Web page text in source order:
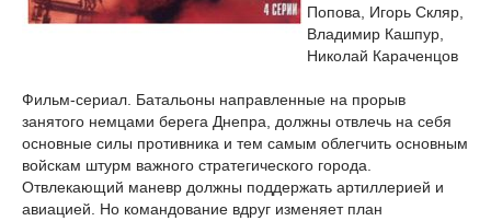
Попова, Игорь Скляр,
Владимир Кашпур,
Николай Караченцов
Фильм-сериал. Батальоны направленные на прорыв
занятого немцами берега Днепра, должны отвлечь на себя
основные силы противника и тем самым облегчить основным
войскам штурм важного стратегического города.
Отвлекающий маневр должны поддержать артиллерией и
авиацией. Но командование вдруг изменяет план